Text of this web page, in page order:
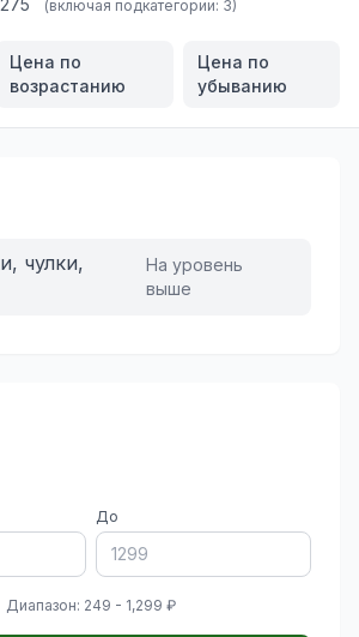
(включая подкатегории: 3)
Цена по
возрастанию
Цена по
убыванию
чулки,
На уровень
выше
До
Диапазон: 249 - 1,299 ₽